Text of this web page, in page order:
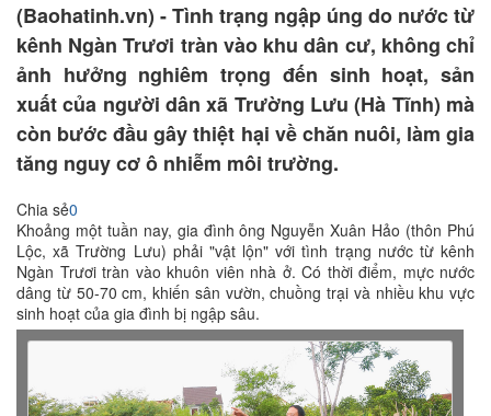
(Baohatinh.vn) - Tình trạng ngập úng do nước từ
kênh Ngàn Trươi tràn vào khu dân cư, không chỉ
ảnh hưởng nghiêm trọng đến sinh hoạt, sản
xuất của người dân xã Trường Lưu (Hà Tĩnh) mà
còn bước đầu gây thiệt hại về chăn nuôi, làm gia
tăng nguy cơ ô nhiễm môi trường.
Chia sẻ0
Khoảng một tuần nay, gia đình ông Nguyễn Xuân Hảo (thôn Phú
Lộc, xã Trường Lưu) phải "vật lộn" với tình trạng nước từ kênh
Ngàn Trươi tràn vào khuôn viên nhà ở. Có thời điểm, mực nước
dâng từ 50-70 cm, khiến sân vườn, chuồng trại và nhiều khu vực
sinh hoạt của gia đình bị ngập sâu.